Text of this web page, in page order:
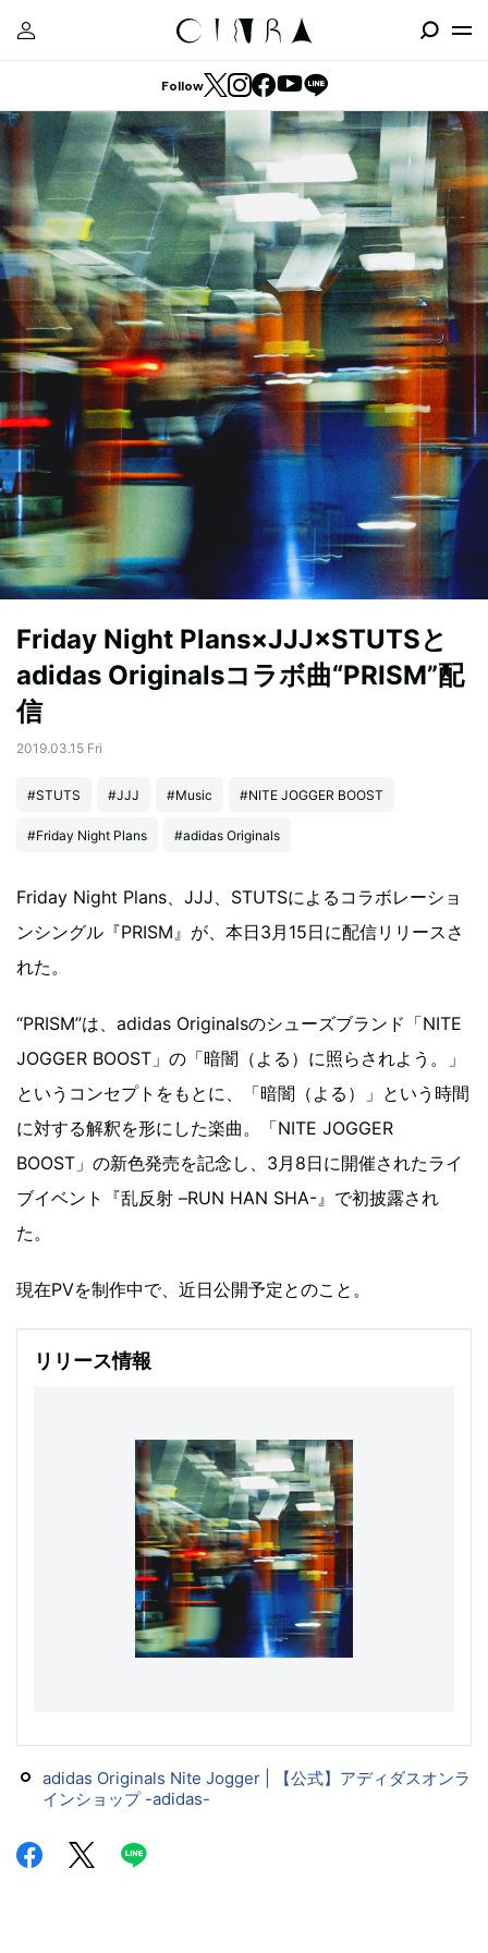
Follow
Friday Night Plans×JJJ×STUTSと
adidas Originalsコラボ曲“PRISM”配
信
2019.03.15 Fri
#STUTS #JJJ #Music #NITE JOGGER BOOST
#Friday Night Plans #adidas Originals
Friday Night Plans、JJJ、STUTSによるコラボレーショ
ンシングル『PRISM』が、本日3月15日に配信リリースさ
れた。
“PRISM”は、adidas Originalsのシューズブランド「NITE
JOGGER BOOST」の「暗闇（よる）に照らされよう。」
というコンセプトをもとに、「暗闇（よる）」という時間
に対する解釈を形にした楽曲。「NITE JOGGER
BOOST」の新色発売を記念し、3月8日に開催されたライ
ブイベント『乱反射 –RUN HAN SHA-』で初披露され
た。
現在PVを制作中で、近日公開予定とのこと。
リリース情報
adidas Originals Nite Jogger | 【公式】アディダスオンラ
インショップ -adidas-